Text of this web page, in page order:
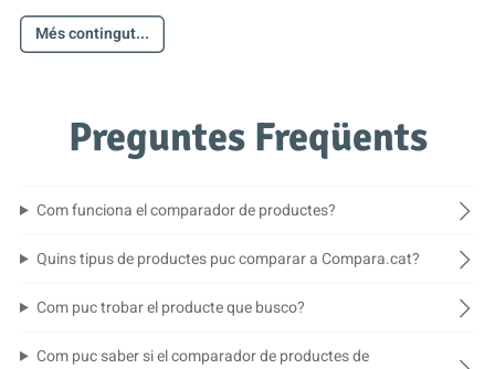
Més contingut...
Preguntes Freqüents
Com funciona el comparador de productes?
Quins tipus de productes puc comparar a Compara.cat?
Com puc trobar el producte que busco?
Com puc saber si el comparador de productes de